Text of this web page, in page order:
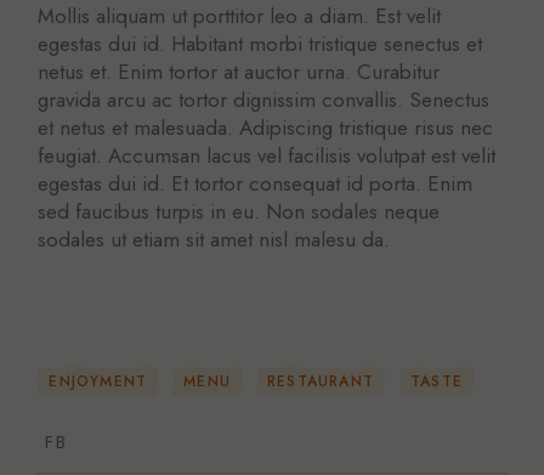
Mollis aliquam ut porttitor leo a diam. Est velit
egestas dui id. Habitant morbi tristique senectus et
netus et. Enim tortor at auctor urna. Curabitur
gravida arcu ac tortor dignissim convallis. Senectus
et netus et malesuada. Adipiscing tristique risus nec
feugiat. Accumsan lacus vel facilisis volutpat est velit
egestas dui id. Et tortor consequat id porta. Enim
sed faucibus turpis in eu. Non sodales neque
sodales ut etiam sit amet nisl malesu da.
ENJOYMENT MENU RESTAURANT TASTE
FB